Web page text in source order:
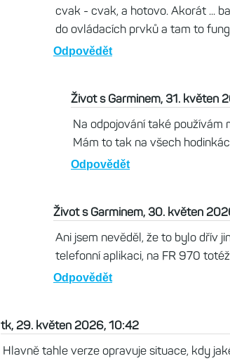
cvak - cvak, a hotovo. Akorát ...
do ovládacích prvků a tam to
Odpovědět
Život s Garminem, 31. květen
Na odpojování také
Mám to tak na všech
Odpovědět
Život s Garminem, 30. květen
Ani jsem nevěděl, že to bylo dřív
telefonní aplikaci, na FR 970
Odpovědět
tk, 29. květen 2026, 10:42
Hlavně tahle verze opravuje situace, kdy